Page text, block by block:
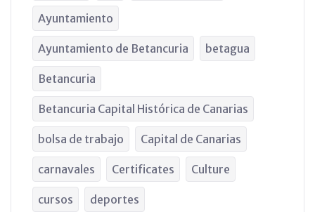
Ayuntamiento
Ayuntamiento de Betancuria betagua
Betancuria
Betancuria Capital Histórica de Canarias
bolsa de trabajo Capital de Canarias
carnavales Certificates Culture
cursos deportes